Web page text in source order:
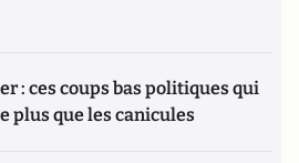
: ces coups bas politiques qui
plus que les canicules